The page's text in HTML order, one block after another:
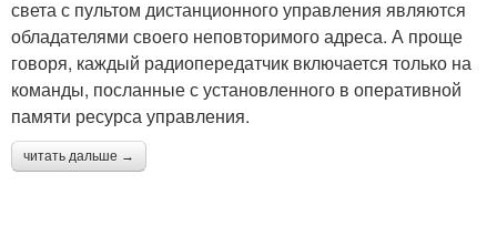
света с пультом дистанционного управления являются
обладателями своего неповторимого адреса. А проще
говоря, каждый радиопередатчик включается только на
команды, посланные с установленного в оперативной
памяти ресурса управления.
читать дальше →